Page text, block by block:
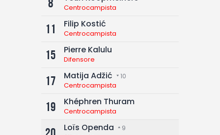
8 Centrocampista
11 Filip Kostić
Centrocampista
15 Pierre Kalulu
Difensore
17 Matija Adžić 10
Centrocampista
19 Khéphren Thuram
Centrocampista
Loïs Openda 9